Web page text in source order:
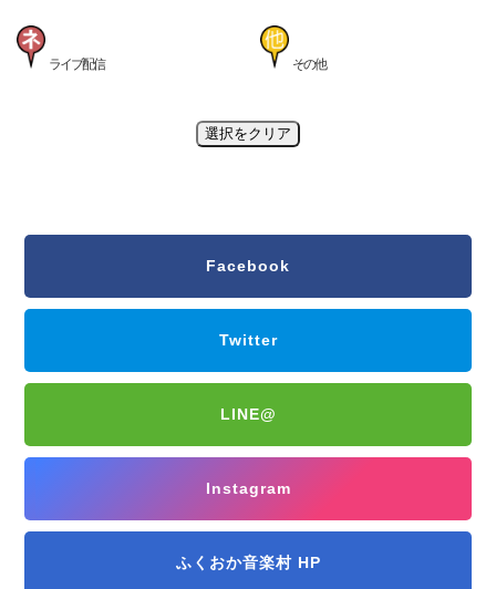
ライブ配信 その他
選択をクリア
Facebook
Twitter
LINE@
Instagram
ふくおか音楽村 HP